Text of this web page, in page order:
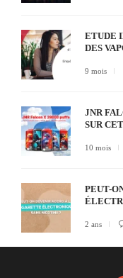
ETUDE
DES
9 mois
JNR
SUR
10 mois
PEUT-
2 ans